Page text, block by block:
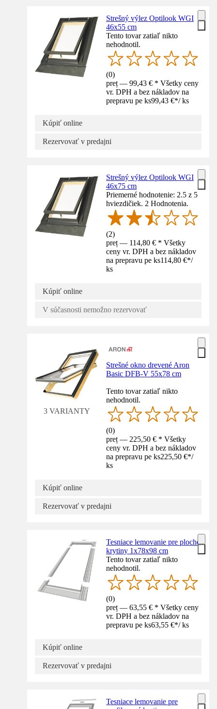
Strešný výlez Optilook WGI
46x55 cm
Tento tovar zatiaľ nikto
nehodnotil.
(0)
preț — 99,43 € * Všetky ceny
vr. DPH a bez nákladov na
prepravu pe ks99,43 €*/ ks
Kúpiť online
Rezervovať v predajni
Strešný výlez Optilook WGI
46x75 cm
Priemerné hodnotenie: 2.5 z 5
hviezdičiek. 2 Hodnotenia.
(2)
preț — 114,80 € * Všetky
ceny vr. DPH a bez nákladov
na prepravu pe ks114,80 €*/
ks
Kúpiť online
V súčasnosti nemožno rezervovať
3 VARIANTY
Strešné okno drevené Aron
Basic DFB-V 55x78 cm
Tento tovar zatiaľ nikto
nehodnotil.
(0)
preț — 225,50 € * Všetky
ceny vr. DPH a bez nákladov
na prepravu pe ks225,50 €*/
ks
Kúpiť online
Rezervovať v predajni
Tesniace lemovanie pre ploché
krytiny 1x78x98 cm
Tento tovar zatiaľ nikto
nehodnotil.
(0)
preț — 63,55 € * Všetky ceny
vr. DPH a bez nákladov na
prepravu pe ks63,55 €*/ ks
Kúpiť online
Rezervovať v predajni
Tesniace lemovanie pre